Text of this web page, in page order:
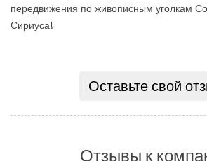
передвижения по живописным уголкам
Сириуса!
Оставьте свой
Отзывы к